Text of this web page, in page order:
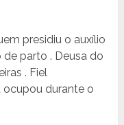
presidiu o auxílio
parto . Deusa do
. Fiel
ocupou durante o